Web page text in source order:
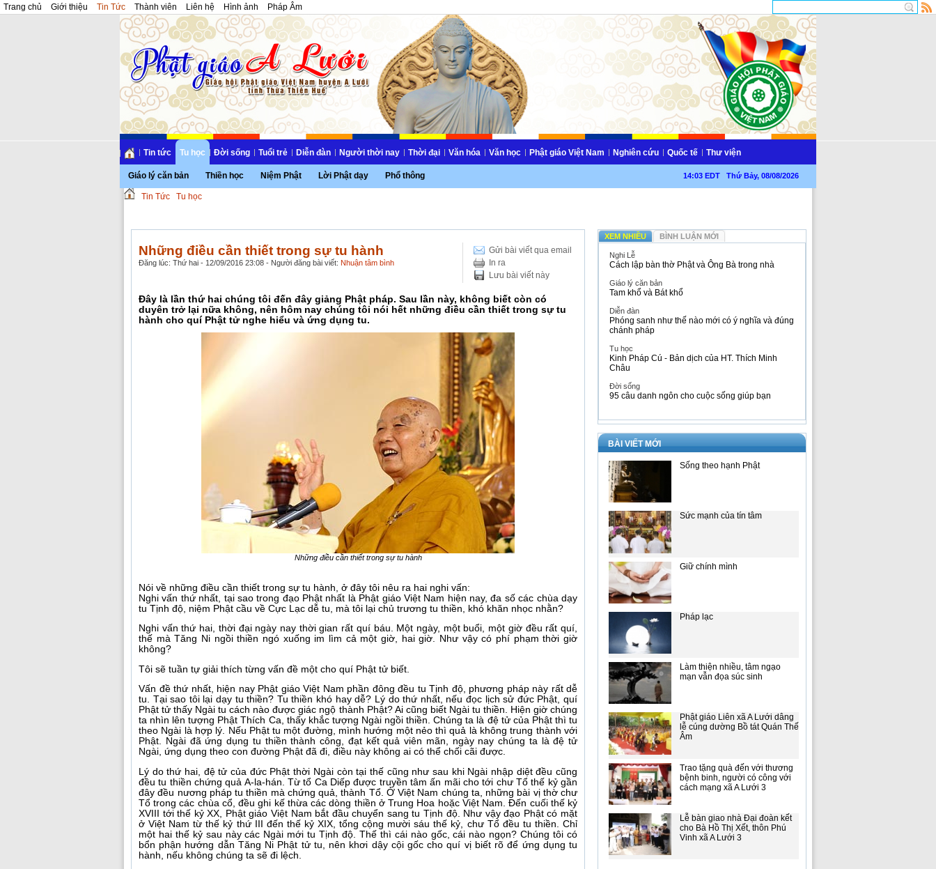
Trang chủ Giới thiệu Tin Tức Thành viên Liên hệ Hình ảnh Pháp Âm
Tin tức Tu học
Giáo lý căn bản Thiền học Niệm Phật Lời Phật dạy Phổ thông
Đời sống Tuổi trẻ Diễn đàn Người thời nay Thời đại Văn hóa Văn học Phật giáo Việt Nam Nghiên cứu Quốc tế Thư viện
14:03 EDT Thứ Bảy, 08/08/2026
Tin Tức Tu học
Gửi bài viết qua email
In ra
Lưu bài viết này
Những điều cần thiết trong sự tu hành
Đăng lúc: Thứ hai - 12/09/2016 23:08 - Người đăng bài viết: Nhuận tâm bình
Đây là lần thứ hai chúng tôi đến đây giảng Phật pháp. Sau lần này, không biết còn có
duyên trở lại nữa không, nên hôm nay chúng tôi nói hết những điều cần thiết trong sự tu
hành cho quí Phật tử nghe hiểu và ứng dụng tu.
Những điều cần thiết trong sự tu hành
Nói về những điều cần thiết trong sự tu hành, ở đây tôi nêu ra hai nghi vấn:
Nghi vấn thứ nhất, tại sao trong đạo Phật nhất là Phật giáo Việt Nam hiện nay, đa số các chùa dạy
tu Tịnh độ, niệm Phật cầu về Cực Lạc dễ tu, mà tôi lại chủ trương tu thiền, khó khăn nhọc nhằn?
Nghi vấn thứ hai, thời đại ngày nay thời gian rất quí báu. Một ngày, một buổi, một giờ đều rất quí,
thế mà Tăng Ni ngồi thiền ngó xuống im lìm cả một giờ, hai giờ. Như vậy có phí phạm thời giờ
không?
Tôi sẽ tuần tự giải thích từng vấn đề một cho quí Phật tử biết.
Vấn đề thứ nhất, hiện nay Phật giáo Việt Nam phần đông đều tu Tịnh độ, phương pháp này rất dễ
tu. Tại sao tôi lại dạy tu thiền? Tu thiền khó hay dễ? Lý do thứ nhất, nếu đọc lịch sử đức Phật, quí
Phật tử thấy Ngài tu cách nào được giác ngộ thành Phật? Ai cũng biết Ngài tu thiền. Hiện giờ chúng
ta nhìn lên tượng Phật Thích Ca, thấy khắc tượng Ngài ngồi thiền. Chúng ta là đệ tử của Phật thì tu
theo Ngài là hợp lý. Nếu Phật tu một đường, mình hướng một nẻo thì quả là không trung thành với
Phật. Ngài đã ứng dụng tu thiền thành công, đạt kết quả viên mãn, ngày nay chúng ta là đệ tử
Ngài, ứng dụng theo con đường Phật đã đi, điều này không ai có thể chối cãi được.
Lý do thứ hai, đệ tử của đức Phật thời Ngài còn tại thế cũng như sau khi Ngài nhập diệt đều cũng
đều tu thiền chứng quả A-la-hán. Từ tổ Ca Diếp được truyền tâm ấn mãi cho tới chư Tổ thế kỷ gần
đây đều nương pháp tu thiền mà chứng quả, thành Tổ. Ở Việt Nam chúng ta, những bài vị thờ chư
Tổ trong các chùa cổ, đều ghi kế thừa các dòng thiền ở Trung Hoa hoặc Việt Nam. Đến cuối thế kỷ
XVIII tới thế kỷ XX, Phật giáo Việt Nam bắt đầu chuyển sang tu Tịnh độ. Như vậy đạo Phật có mặt
ở Việt Nam từ thế kỷ thứ III đến thế kỷ XIX, tổng cộng mười sáu thế kỷ, chư Tổ đều tu thiền. Chỉ
một hai thế kỷ sau này các Ngài mới tu Tịnh độ. Thế thì cái nào gốc, cái nào ngọn? Chúng tôi có
bổn phận hướng dẫn Tăng Ni Phật tử tu, nên khơi dậy cội gốc cho quí vị biết rõ để ứng dụng tu
hành, nếu không chúng ta sẽ đi lệch.
XEM NHIỀU BÌNH LUẬN MỚI
Nghi Lễ
Cách lập bàn thờ Phật và Ông Bà trong nhà
Giáo lý căn bản
Tam khổ và Bát khổ
Diễn đàn
Phóng sanh như thế nào mới có ý nghĩa và đúng
chánh pháp
Tu học
Kinh Pháp Cú - Bản dịch của HT. Thích Minh
Châu
Đời sống
95 câu danh ngôn cho cuộc sống giúp bạn
BÀI VIẾT MỚI
Sống theo hạnh Phật
Sức mạnh của tín tâm
Giữ chính mình
Pháp lạc
Làm thiện nhiều, tâm ngạo
mạn vẫn đọa súc sinh
Phật giáo Liên xã A Lưới dâng
lễ cúng dường Bồ tát Quán Thế
Âm
Trao tặng quà đến với thương
bệnh binh, người có công với
cách mạng xã A Lưới 3
Lễ bàn giao nhà Đại đoàn kết
cho Bà Hồ Thị Xết, thôn Phú
Vinh xã A Lưới 3